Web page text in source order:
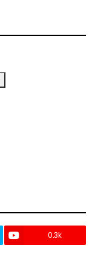
0.3k